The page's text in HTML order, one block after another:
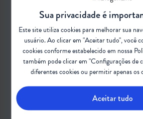
Sua privacidade é
Este site utiliza cookies para melhorar sua
usuário. Ao clicar em "Aceitar tudo", você
cookies conforme estabelecido em nossa
também pode clicar em "Configurações de
diferentes cookies ou permitir apenas os
Aceitar tudo
Epidemiologia da Atrofia Muscular
Não existem estudos de epidemiologia no
internacionais mostram que a Atrofia
5q tem incidência estimada em 1 caso a